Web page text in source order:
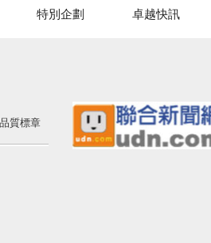
特別企劃 卓越快訊
質標章